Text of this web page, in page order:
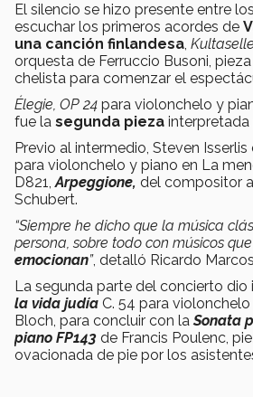
El silencio se hizo presente entre
escuchar los primeros acordes de
una canción finlandesa, Kultaselle
orquesta de Ferruccio Busoni,
chelista para comenzar el
Élegie, OP 24 para violonchelo y
fue la segunda pieza interpretada
Previo al intermedio, Steven
para violonchelo y piano en La
D821, Arpeggione, del compositor
Schubert.
“Siempre he dicho que la música
persona, sobre todo con músicos
emocionan”, detalló Ricardo
La segunda parte del concierto dio
la vida judía C. 54 para
Bloch, para concluir con laSonata
piano FP143 de Francis Poulenc,
ovacionada de pie por los